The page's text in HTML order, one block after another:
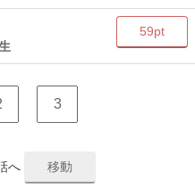
59pt
3
へ